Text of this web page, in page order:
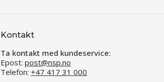
Kontakt
Ta kontakt med kundeservice:
Epost: post@nsp.no
Telefon: +47 417 31 000